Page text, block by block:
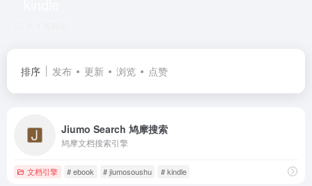
排序 发布 更新 浏览 点赞
Jiumo Search 鸠摩搜索
鸠摩文档搜索引擎
文档引擎 # ebook # jiumosoushu # kindle